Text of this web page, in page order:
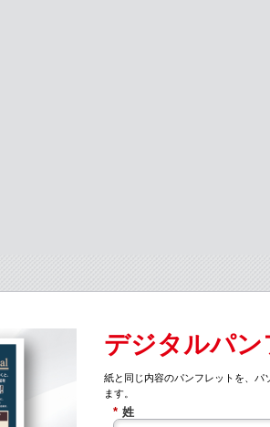
デジタルパ
紙と同じ内容のパンフレットを、パ
ます。
* 姓